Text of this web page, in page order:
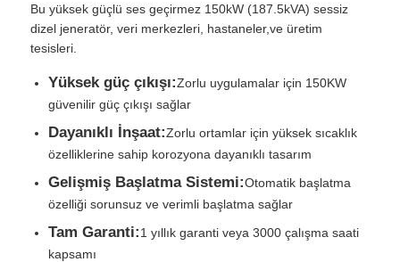
Hakkımızda
Fabrika turu
Kalite kontrol
Bize ulaşın
Tüm servis talepleri
Bu yüksek güçlü ses geçirmez 150kW (187.5kVA) sessiz
dizel jeneratör, veri merkezleri, hastaneler,ve üretim
tesisleri.
Yüksek güç çıkışı:Zorlu uygulamalar için 150KW
güvenilir güç çıkışı sağlar
Dayanıklı İnşaat:Zorlu ortamlar için yüksek sıcaklık
özelliklerine sahip korozyona dayanıklı tasarım
Gelişmiş Başlatma Sistemi:Otomatik başlatma
özelliği sorunsuz ve verimli başlatma sağlar
Tam Garanti:1 yıllık garanti veya 3000 çalışma saati
kapsamı